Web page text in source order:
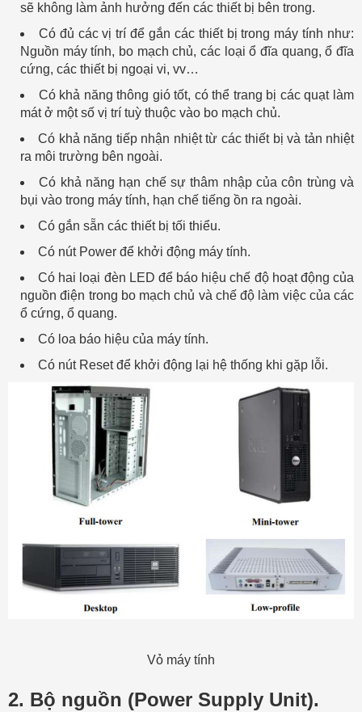
sẽ không làm ảnh hưởng đến các thiết bị bên trong.
Có đủ các vị trí để gắn các thiết bị trong máy tính như:
Nguồn máy tính, bo mạch chủ, các loại ổ đĩa quang, ổ đĩa
cứng, các thiết bị ngoại vi, vv…
Có khả năng thông gió tốt, có thể trang bị các quạt làm
mát ở một số vị trí tuỳ thuộc vào bo mạch chủ.
Có khả năng tiếp nhận nhiệt từ các thiết bị và tản nhiệt
ra môi trường bên ngoài.
Có khả năng hạn chế sự thâm nhập của côn trùng và
bụi vào trong máy tính, hạn chế tiếng ồn ra ngoài.
Có gắn sẵn các thiết bị tối thiểu.
Có nút Power để khởi động máy tính.
Có hai loại đèn LED để báo hiệu chế độ hoạt động của
nguồn điện trong bo mạch chủ và chế độ làm việc của các
ổ cứng, ổ quang.
Có loa báo hiệu của máy tính.
Có nút Reset để khởi động lại hệ thống khi gặp lỗi.
Vỏ máy tính
2. Bộ nguồn (Power Supply Unit).